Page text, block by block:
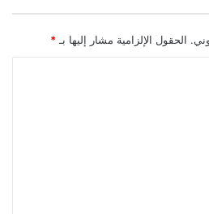
الحقول الإلزامية مشار إليها بـ *